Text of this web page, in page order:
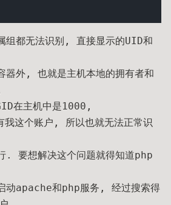
组都无法识别, 直接显示的UID和
器外, 也就是主机本地的拥有者和
在主机中是1000,
我这个账户, 所以也就无法正常识
. 要想解决这个问题就得知道php
动apache和php服务, 经过搜索得